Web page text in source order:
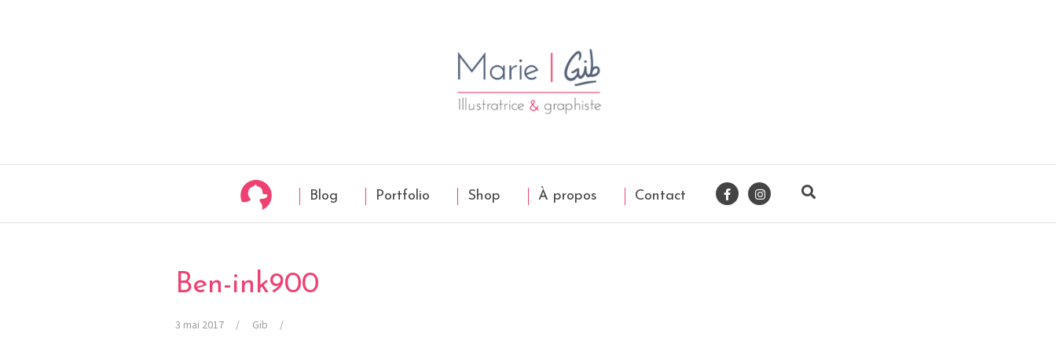
Blog Portfolio Shop À propos Contact
Ben-ink900
3 mai 2017 Gib